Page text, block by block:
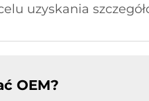
uzyskania
OEM?